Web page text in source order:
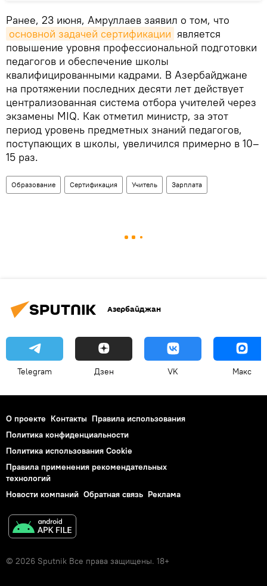
Ранее, 23 июня, Амруллаев заявил о том, что
основной задачей сертификации является
повышение уровня профессиональной подготовки
педагогов и обеспечение школы
квалифицированными кадрами. В Азербайджане
на протяжении последних десяти лет действует
централизованная система отбора учителей через
экзамены MIQ. Как отметил министр, за этот
период уровень предметных знаний педагогов,
поступающих в школы, увеличился примерно в 10–
15 раз.
Образование Сертификация Учитель Зарплата
Азербайджан
Telegram Дзен VK Макс
О проекте Контакты Правила использования
Политика конфиденциальности
Политика использования Cookie
Правила применения рекомендательных
технологий
Новости компаний Обратная связь Реклама
© 2026 Sputnik Все права защищены. 18+